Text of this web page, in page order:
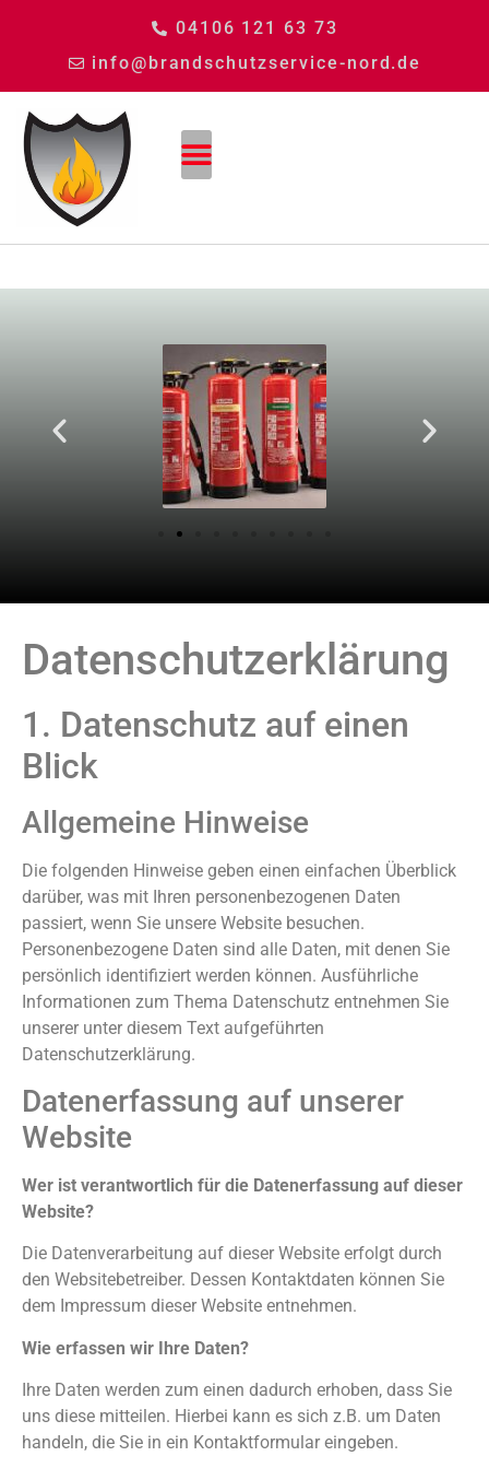
04106 121 63 73
info@brandschutzservice-nord.de
Datenschutzerklärung
1. Datenschutz auf einen
Blick
Allgemeine Hinweise
Die folgenden Hinweise geben einen einfachen Überblick
darüber, was mit Ihren personenbezogenen Daten
passiert, wenn Sie unsere Website besuchen.
Personenbezogene Daten sind alle Daten, mit denen Sie
persönlich identifiziert werden können. Ausführliche
Informationen zum Thema Datenschutz entnehmen Sie
unserer unter diesem Text aufgeführten
Datenschutzerklärung.
Datenerfassung auf unserer
Website
Wer ist verantwortlich für die Datenerfassung auf dieser
Website?
Die Datenverarbeitung auf dieser Website erfolgt durch
den Websitebetreiber. Dessen Kontaktdaten können Sie
dem Impressum dieser Website entnehmen.
Wie erfassen wir Ihre Daten?
Ihre Daten werden zum einen dadurch erhoben, dass Sie
uns diese mitteilen. Hierbei kann es sich z.B. um Daten
handeln, die Sie in ein Kontaktformular eingeben.